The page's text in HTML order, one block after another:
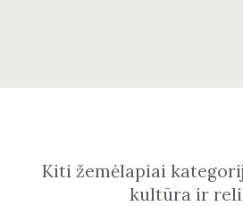
Kiti žemėlapiai
kultūra ir